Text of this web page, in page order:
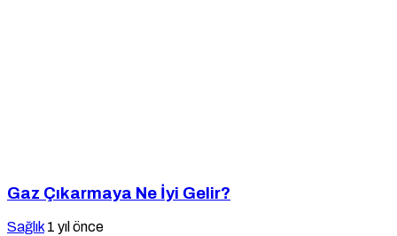
Gaz Çıkarmaya Ne İyi Gelir?
Sağlık 1 yıl önce